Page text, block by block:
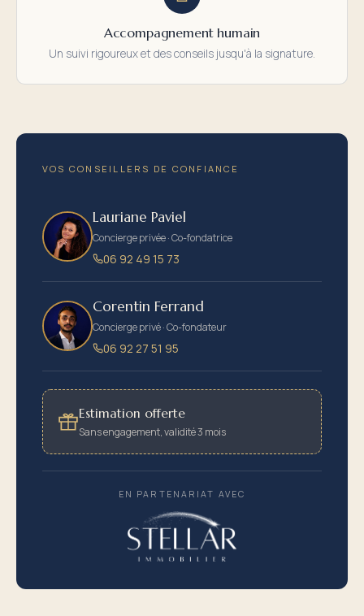
Accompagnement humain
Un suivi rigoureux et des conseils jusqu'à la signature.
VOS CONSEILLERS DE CONFIANCE
Lauriane Paviel
Concierge privée · Co-fondatrice
06 92 49 15 73
Corentin Ferrand
Concierge privé · Co-fondateur
06 92 27 51 95
Estimation offerte
Sans engagement, validité 3 mois
EN PARTENARIAT AVEC